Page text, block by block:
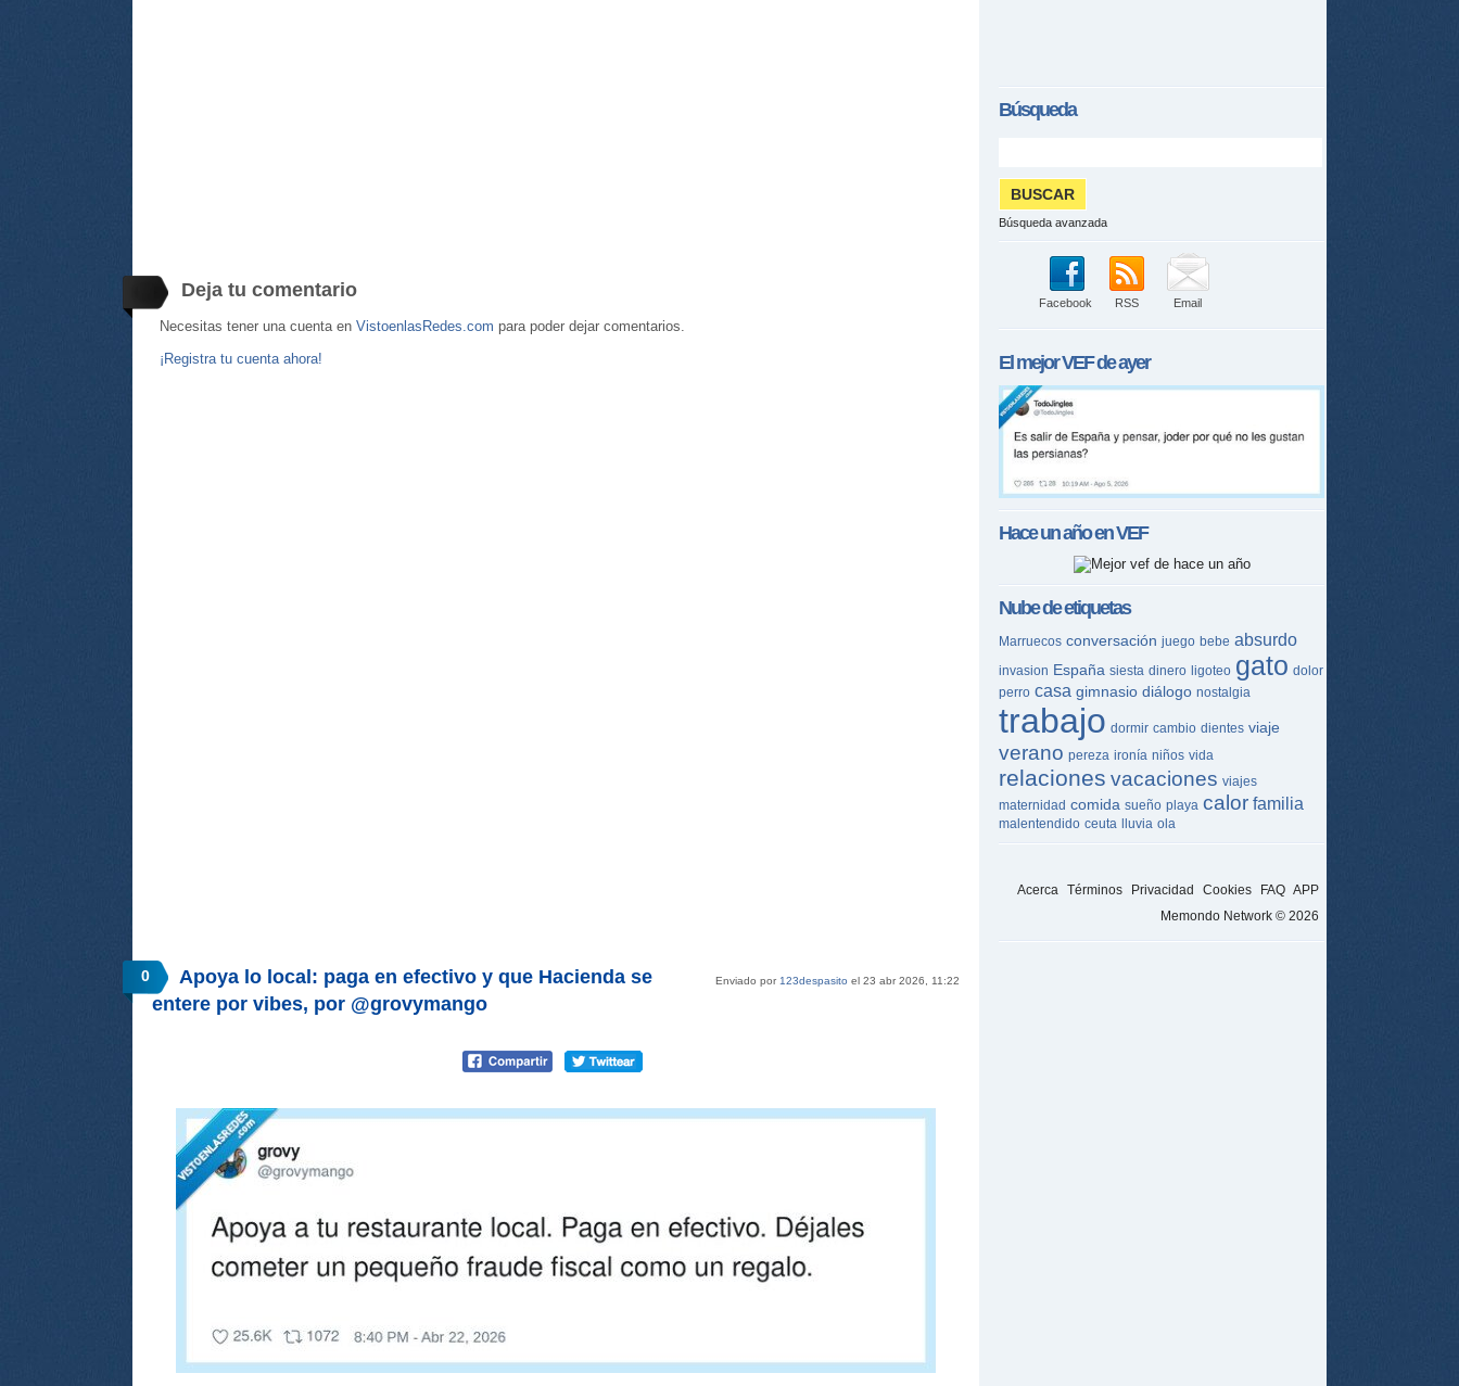
Deja tu comentario
Necesitas tener una cuenta en VistoenlasRedes.com para poder dejar comentarios.
¡Registra tu cuenta ahora!
0 Enviado por 123despasito el 23 abr 2026, 11:22
Apoya lo local: paga en efectivo y que Hacienda se
entere por vibes, por @grovymango
Búsqueda
Búsqueda avanzada
Facebook RSS Email
El mejorVEFde ayer
Hace un año enVEF
Nube de etiquetas
Marruecos conversación juego bebe absurdo
invasion España siesta dinero ligoteo gato dolor
perro casa gimnasio diálogo nostalgia
trabajo dormir cambio dientes viaje
verano pereza ironía niños vida
relaciones vacaciones viajes
maternidad comida sueño playa calor familia
malentendido ceuta lluvia ola
Acerca Términos Privacidad Cookies FAQ APP
Memondo Network © 2026